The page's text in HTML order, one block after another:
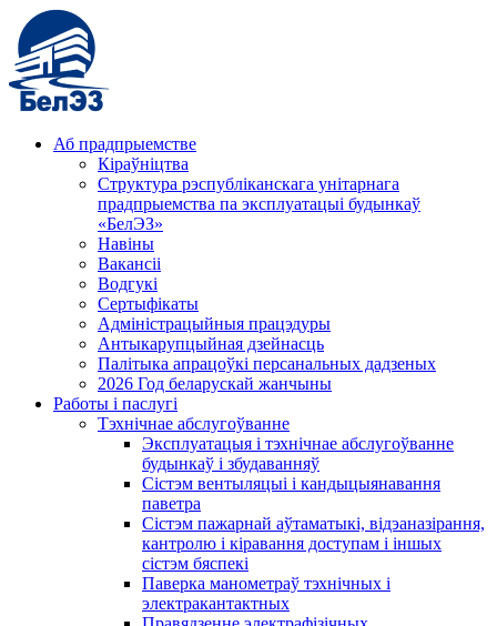
Аб прадпрыемстве
Кіраўніцтва
Структура рэспубліканскага унітарнага
прадпрыемства па эксплуатацыі будынкаў
«БелЭЗ»
Навіны
Вакансіі
Водгукі
Сертыфікаты
Адміністрацыйныя працэдуры
Антыкарупцыйная дзейнасць
Палітыка апрацоўкі персанальных дадзеных
2026 Год беларускай жанчыны
Работы і паслугі
Тэхнічнае абслугоўванне
Эксплуатацыя і тэхнічнае абслугоўванне
будынкаў і збудаванняў
Сістэм вентыляцыі і кандыцыянавання
паветра
Сістэм пажарнай аўтаматыкі, відэаназірання,
кантролю і кіравання доступам і іншых
сістэм бяспекі
Паверка манометраў тэхнічных і
электракантактных